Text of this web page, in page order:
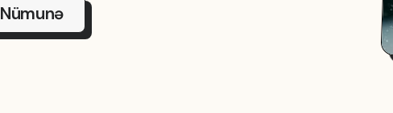
Nümunə